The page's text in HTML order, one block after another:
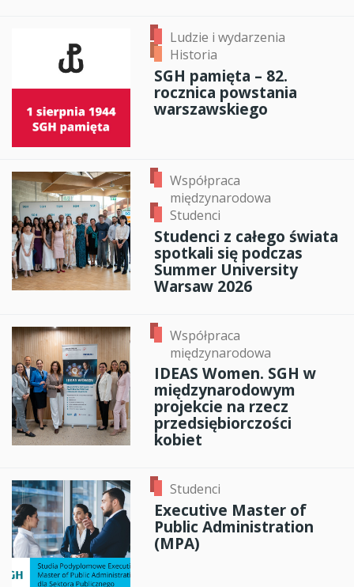
Ludzie i wydarzenia
Historia
SGH pamięta – 82.
rocznica powstania
warszawskiego
Współpraca
międzynarodowa
Studenci
Studenci z całego świata
spotkali się podczas
Summer University
Warsaw 2026
Współpraca
międzynarodowa
IDEAS Women. SGH w
międzynarodowym
projekcie na rzecz
przedsiębiorczości
kobiet
Studenci
Executive Master of
Public Administration
(MPA)